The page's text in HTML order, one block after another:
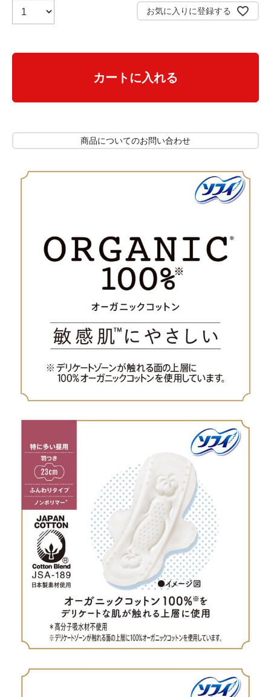
お気に入りに登録する
カートに入れる
商品についてのお問い合わせ